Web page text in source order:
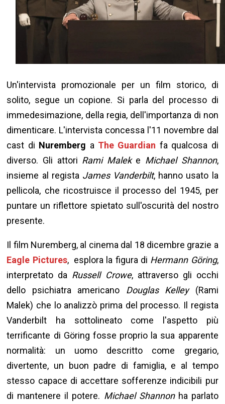
Un'intervista promozionale per un film storico, di
solito, segue un copione. Si parla del processo di
immedesimazione, della regia, dell'importanza di non
dimenticare. L'intervista concessa l'11 novembre dal
cast di Nuremberg a The Guardian fa qualcosa di
diverso. Gli attori Rami Maleke Michael Shannon,
insieme al regista James Vanderbilt, hanno usato la
pellicola, che ricostruisce il processo del 1945, per
puntare un riflettore spietato sull'oscurità del nostro
presente.
Il film Nuremberg, al cinema dal 18 dicembre grazie a
Eagle Pictures, esplora la figura di Hermann Göring,
interpretato da Russell Crowe, attraverso gli occhi
dello psichiatra americano Douglas Kelley (Rami
Malek) che lo analizzò prima del processo. Il regista
Vanderbilt ha sottolineato come l'aspetto più
terrificante di Göring fosse proprio la sua apparente
normalità: un uomo descritto come gregario,
divertente, un buon padre di famiglia, e al tempo
stesso capace di accettare sofferenze indicibili pur
di mantenere il potere. Michael Shannonha parlato